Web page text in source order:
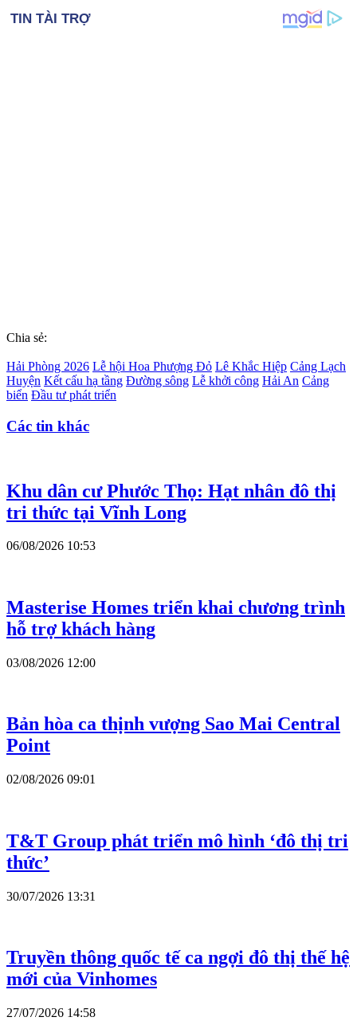
Chia sẻ:
Hải Phòng 2026 Lễ hội Hoa Phượng Đỏ Lê Khắc Hiệp Cảng Lạch
Huyện Kết cấu hạ tầng Đường sông Lễ khởi công Hải An Cảng
biển Đầu tư phát triển
Các tin khác
Khu dân cư Phước Thọ: Hạt nhân đô thị
tri thức tại Vĩnh Long
06/08/2026 10:53
Masterise Homes triển khai chương trình
hỗ trợ khách hàng
03/08/2026 12:00
Bản hòa ca thịnh vượng Sao Mai Central
Point
02/08/2026 09:01
T&T Group phát triển mô hình ‘đô thị tri
thức’
30/07/2026 13:31
Truyền thông quốc tế ca ngợi đô thị thế hệ
mới của Vinhomes
27/07/2026 14:58